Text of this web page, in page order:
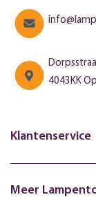
4043KK
Klantenservice
Meer